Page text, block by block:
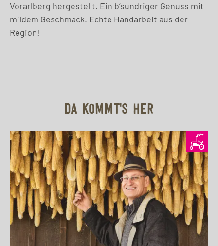
Vorarlberg hergestellt. Ein b’sundriger Genuss mit
mildem Geschmack. Echte Handarbeit aus der
Region!
DA KOMMT'S HER